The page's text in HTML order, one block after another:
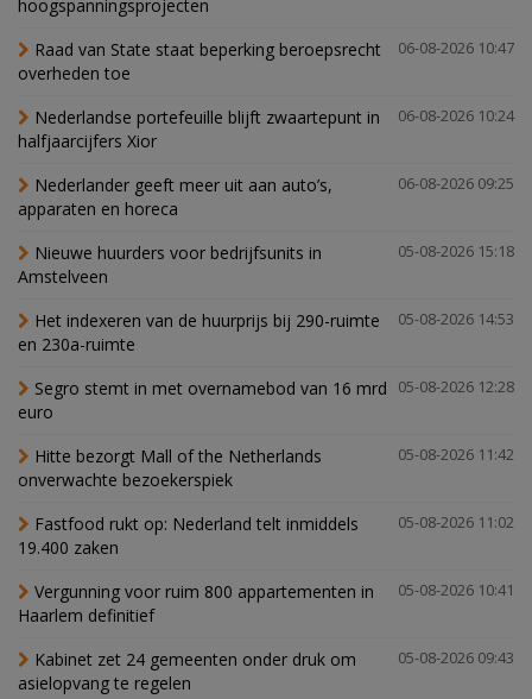
hoogspanningsprojecten
06-08-2026 10:47
Raad van State staat beperking beroepsrecht
overheden toe
06-08-2026 10:24
Nederlandse portefeuille blijft zwaartepunt in
halfjaarcijfers Xior
06-08-2026 09:25
Nederlander geeft meer uit aan auto’s,
apparaten en horeca
05-08-2026 15:18
Nieuwe huurders voor bedrijfsunits in
Amstelveen
05-08-2026 14:53
Het indexeren van de huurprijs bij 290-ruimte
en 230a-ruimte
05-08-2026 12:28
Segro stemt in met overnamebod van 16 mrd
euro
05-08-2026 11:42
Hitte bezorgt Mall of the Netherlands
onverwachte bezoekerspiek
05-08-2026 11:02
Fastfood rukt op: Nederland telt inmiddels
19.400 zaken
05-08-2026 10:41
Vergunning voor ruim 800 appartementen in
Haarlem definitief
05-08-2026 09:43
Kabinet zet 24 gemeenten onder druk om
asielopvang te regelen